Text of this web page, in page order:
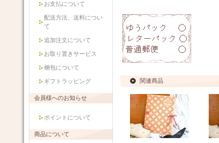
お支払について
配送方法、送料につい
て
追加注文について
お取り置きサービス
梱包について
ギフトラッピング
会員様へのお知らせ
ポイントについて
商品について
関連商品